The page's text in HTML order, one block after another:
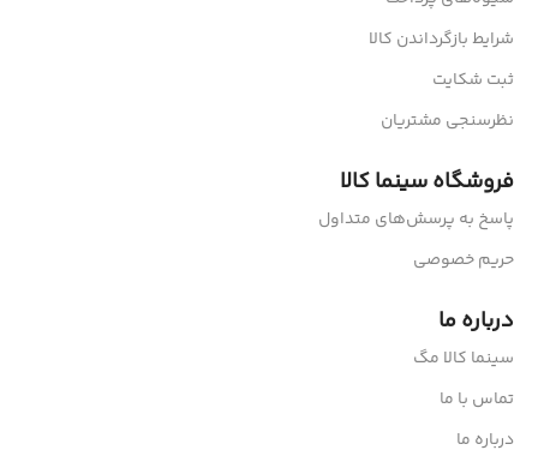
شرایط بازگرداندن کالا
ثبت شکایت
نظرسنجی مشتریان
فروشگاه سینما کالا
پاسخ به پرسش‌های متداول
حریم خصوصی
درباره ما
سینما کالا مگ
تماس با ما
درباره ما